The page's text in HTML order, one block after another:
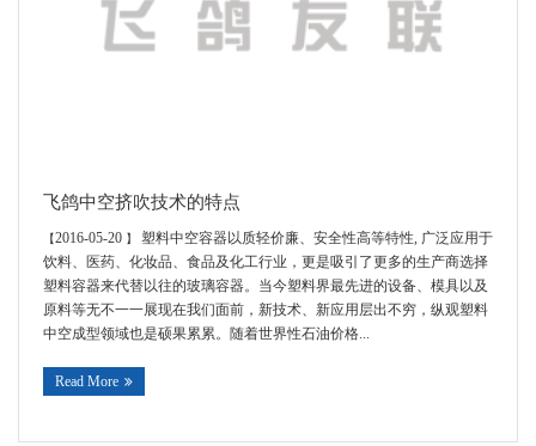
飞鸽中空挤吹技术的特点
【2016-05-20 】
塑料中空容器以质轻价廉、安全性高等特性, 广泛应用于
饮料、医药、化妆品、食品及化工行业，更是吸引了更多的生产商选择
塑料容器来代替以往的玻璃容器。当今塑料界最先进的设备、模具以及
原料等无不一一展现在我们面前，新技术、新应用层出不穷，纵观塑料
中空成型领域也是硕果累累。随着世界性石油价格...
Read More